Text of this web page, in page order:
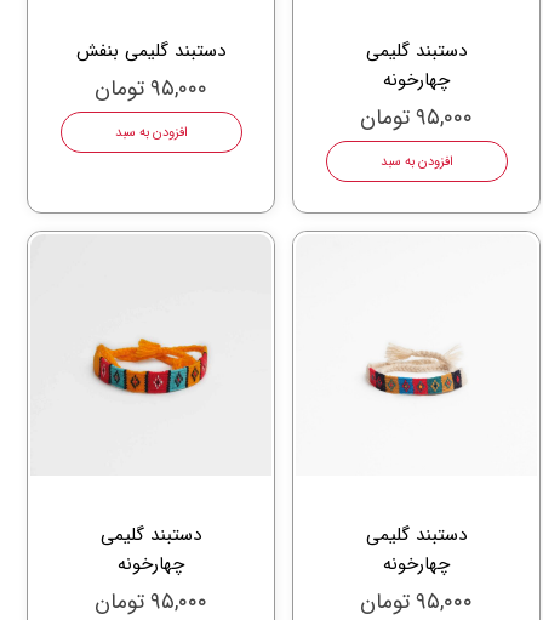
دستبند گلیمی
چهارخونه
۹۵,۰۰۰ تومان
افزودن به سبد
دستبند گلیمی بنفش
۹۵,۰۰۰ تومان
افزودن به سبد
دستبند گلیمی
چهارخونه
۹۵,۰۰۰ تومان
دستبند گلیمی
چهارخونه
۹۵,۰۰۰ تومان